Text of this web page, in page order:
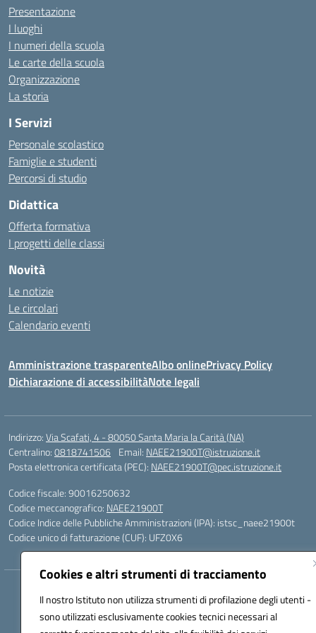
Cookies e altri strumenti di tracciamento
Il nostro Istituto non utilizza strumenti di profilazione degli utenti -
sono utilizzati esclusivamente cookies tecnici necessari al
Presentazione
I luoghi
I numeri della scuola
Le carte della scuola
Organizzazione
La storia
I Servizi
Personale scolastico
Famiglie e studenti
Percorsi di studio
Didattica
Offerta formativa
I progetti delle classi
Novità
Le notizie
Le circolari
Calendario eventi
Amministrazione trasparenteAlbo onlinePrivacy Policy
Dichiarazione di accessibilitàNote legali
Indirizzo:Via Scafati, 4 - 80050 Santa Maria la Carità (NA)
Centralino:0818741506 Email: NAEE21900T@istruzione.it
Posta elettronica certificata (PEC): NAEE21900T@pec.istruzione.it
Codice fiscale: 90016250632
Codice meccanografico: NAEE21900T
Codice Indice delle Pubbliche Amministrazioni (IPA): istsc_naee21900t
Codice unico di fatturazione (CUF): UFZ0X6
Concept & Design by Designers Italia